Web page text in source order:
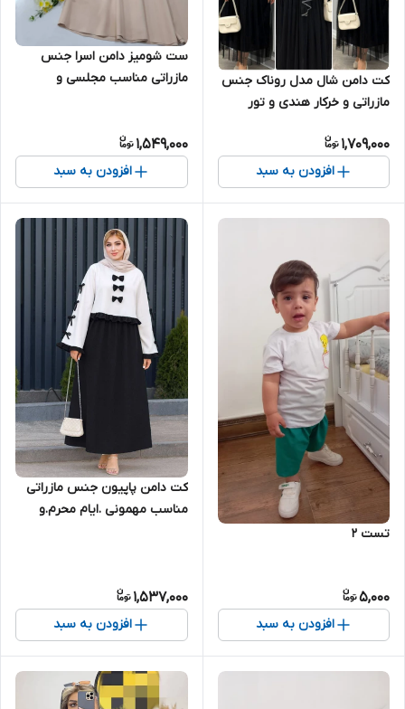
کت دامن شال مدل روناک جنس
مازراتی و خرکار هندی و تور
1,709,000
افزودن به سبد
ست شومیز دامن اسرا جنس
مازراتی مناسب مجلسی و
1,549,000
افزودن به سبد
تست ۲
5,000
افزودن به سبد
کت دامن پاپیون جنس مازراتی
مناسب مهمونی .ایام محرم.و
1,537,000
افزودن به سبد